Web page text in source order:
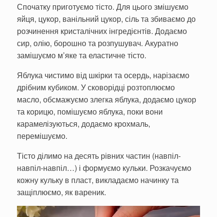
Спочатку приготуємо тісто. Для цього змішуємо
яйця, цукор, ванільний цукор, сіль та збиваємо до
розчинення кристалічних інгредієнтів. Додаємо
сир, олію, борошно та розпушувач. Акуратно
замішуємо м’яке та еластичне тісто.
Яблука чистимо від шкірки та осердь, нарізаємо
дрібним кубиком. У сковорідці розтоплюємо
масло, обсмажуємо злегка яблука, додаємо цукор
та корицю, помішуємо яблука, поки вони
карамелізуються, додаємо крохмаль,
перемішуємо.
Тісто ділимо на десять рівних частин (навпіл-
навпіл-навпіл…) і формуємо кульки. Розкачуємо
кожну кульку в пласт, викладаємо начинку та
защіплюємо, як вареник.